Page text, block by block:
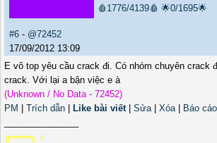
🩸1776/4139🩸 🌟0/1695🌟
#6 - @72452
17/09/2012 13:09
E vô top yêu cầu crack đi. Có nhóm chuyên crack
crack. Với lại a bận việc e à
(Unknown / No Data - 72452)
PM
Trích dẫn Like bài viết| Sửa| Xóa| Báo cáo
╔═══╗ ♪